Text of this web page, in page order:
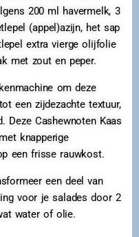
200 ml havermelk, 3
(appel)azijn, het sap
extra vierge olijfolie
met zout en peper.
om deze
een zijdezachte textuur,
Deze Cashewnoten Kaas
knapperige
een frisse rauwkost.
een deel van
voor je salades door 2
water of olie.